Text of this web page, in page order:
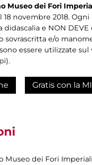
Museo dei Fori
18 novembre 2018.
didascalia e NON
sovrascritta e/o
essere utilizzate sul
Gratis con la
Museo dei Fori Imperiali